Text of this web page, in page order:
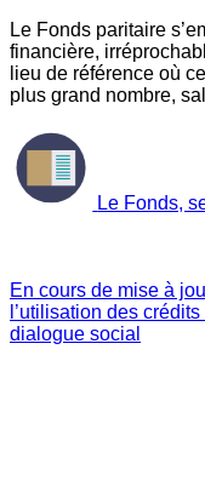
Le Fonds paritaire
financière,
lieu de référence où
plus grand nombre,
Le Fonds,
En cours de mise à
l’utilisation des
dialogue social